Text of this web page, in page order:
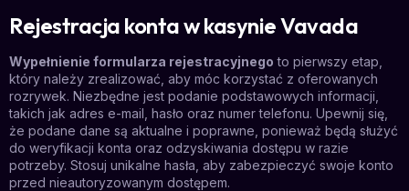
Rejestracja konta w kasynie Vavada
Wypełnienie formularza rejestracyjnego to pierwszy etap,
który należy zrealizować, aby móc korzystać z oferowanych
rozrywek. Niezbędne jest podanie podstawowych informacji,
takich jak adres e-mail, hasło oraz numer telefonu. Upewnij się,
że podane dane są aktualne i poprawne, ponieważ będą służyć
do weryfikacji konta oraz odzyskiwania dostępu w razie
potrzeby. Stosuj unikalne hasła, aby zabezpieczyć swoje konto
przed nieautoryzowanym dostępem.